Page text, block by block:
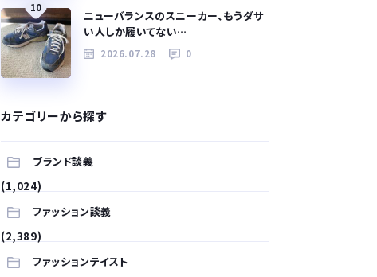
10
ニューバランスのスニーカー、もうダサ
い人しか履いてない…
2026.07.28 0
カテゴリーから探す
ブランド談義
(1,024)
ファッション談義
(2,389)
ファッションテイスト